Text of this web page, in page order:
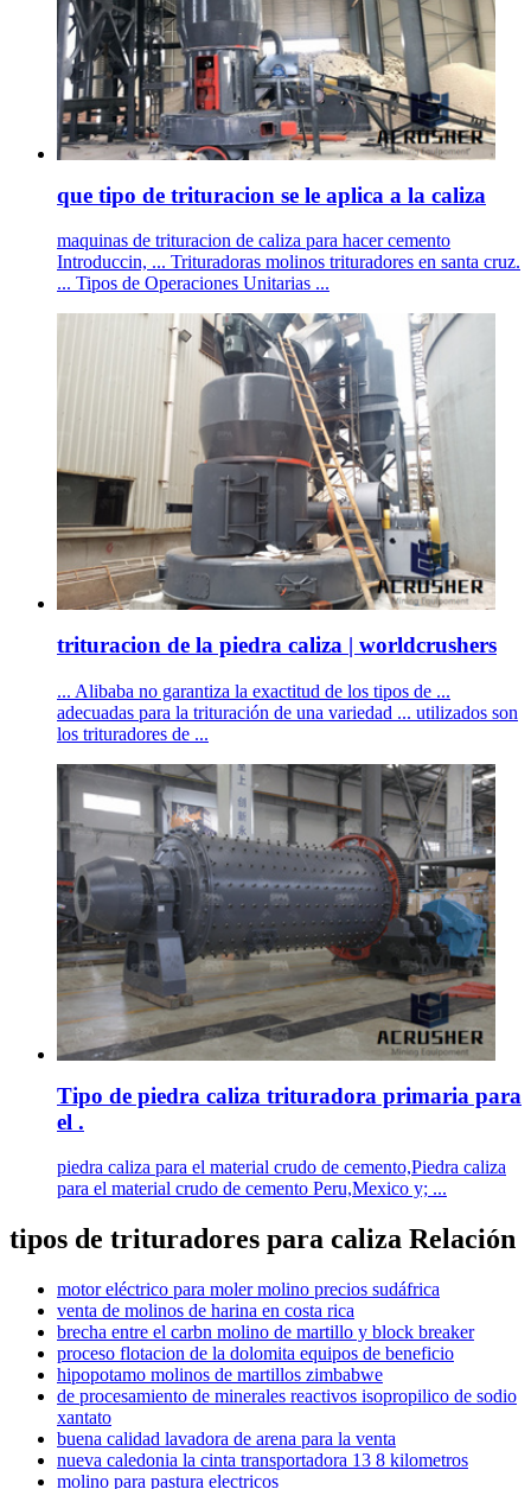
que tipo de trituracion se le aplica a la caliza
maquinas de trituracion de caliza para hacer cemento
Introduccin, ... Trituradoras molinos trituradores en santa cruz.
... Tipos de Operaciones Unitarias ...
trituracion de la piedra caliza | worldcrushers
... Alibaba no garantiza la exactitud de los tipos de ...
adecuadas para la trituración de una variedad ... utilizados son
los trituradores de ...
Tipo de piedra caliza trituradora primaria para
el .
piedra caliza para el material crudo de cemento,Piedra caliza
para el material crudo de cemento Peru,Mexico y; ...
tipos de trituradores para caliza Relación
motor eléctrico para moler molino precios sudáfrica
venta de molinos de harina en costa rica
brecha entre el carbn molino de martillo y block breaker
proceso flotacion de la dolomita equipos de beneficio
hipopotamo molinos de martillos zimbabwe
de procesamiento de minerales reactivos isopropilico de sodio
xantato
buena calidad lavadora de arena para la venta
nueva caledonia la cinta transportadora 13 8 kilometros
molino para pastura electricos